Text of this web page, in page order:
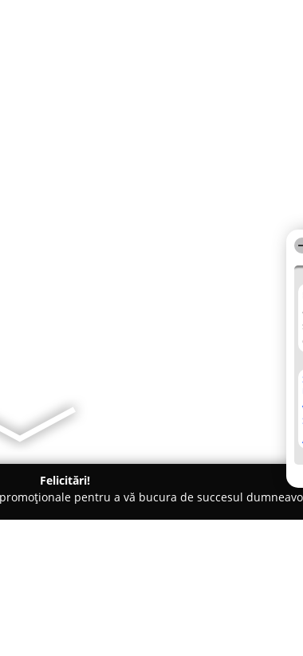
Felicitări!
pentru a vă bucura de succesul